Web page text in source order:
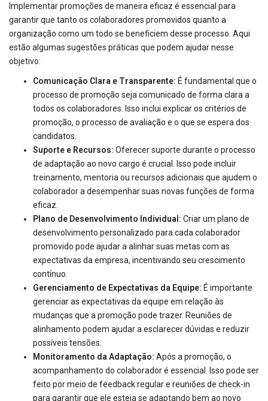
Implementar promoções de maneira eficaz é essencial para
garantir que tanto os colaboradores promovidos quanto a
organização como um todo se beneficiem desse processo. Aqui
estão algumas sugestões práticas que podem ajudar nesse
objetivo:
Comunicação Clara e Transparente: É fundamental que o
processo de promoção seja comunicado de forma clara a
todos os colaboradores. Isso inclui explicar os critérios de
promoção, o processo de avaliação e o que se espera dos
candidatos.
Suporte e Recursos: Oferecer suporte durante o processo
de adaptação ao novo cargo é crucial. Isso pode incluir
treinamento, mentoria ou recursos adicionais que ajudem o
colaborador a desempenhar suas novas funções de forma
eficaz.
Plano de Desenvolvimento Individual: Criar um plano de
desenvolvimento personalizado para cada colaborador
promovido pode ajudar a alinhar suas metas com as
expectativas da empresa, incentivando seu crescimento
contínuo.
Gerenciamento de Expectativas da Equipe: É importante
gerenciar as expectativas da equipe em relação às
mudanças que a promoção pode trazer. Reuniões de
alinhamento podem ajudar a esclarecer dúvidas e reduzir
possíveis tensões.
Monitoramento da Adaptação: Após a promoção, o
acompanhamento do colaborador é essencial. Isso pode ser
feito por meio de feedback regular e reuniões de check-in
para garantir que ele esteja se adaptando bem ao novo